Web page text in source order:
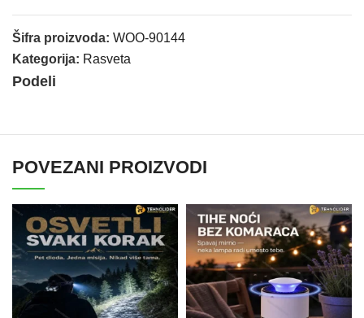
Šifra proizvoda: WOO-90144
Kategorija: Rasveta
Podeli
POVEZANI PROIZVODI